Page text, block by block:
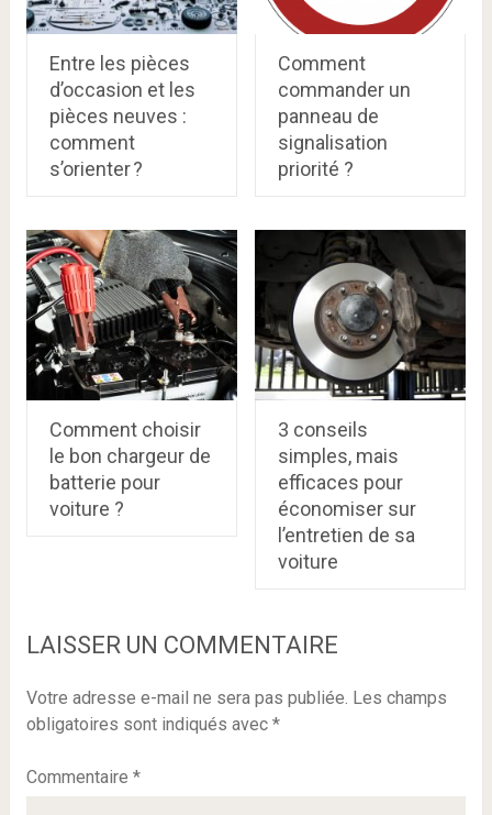
Entre les pièces
d’occasion et les
pièces neuves :
comment
s’orienter ?
Comment
commander un
panneau de
signalisation
priorité ?
Comment choisir
le bon chargeur de
batterie pour
voiture ?
3 conseils
simples, mais
efficaces pour
économiser sur
l’entretien de sa
voiture
LAISSER UN COMMENTAIRE
Votre adresse e-mail ne sera pas publiée. Les champs
obligatoires sont indiqués avec *
Commentaire *